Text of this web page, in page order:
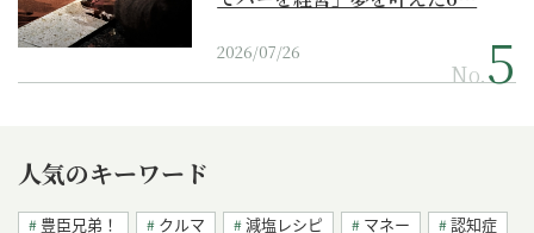
2026/07/26
No.
人気のキーワード
豊臣兄弟！ クルマ 減塩レシピ マネー
認知症